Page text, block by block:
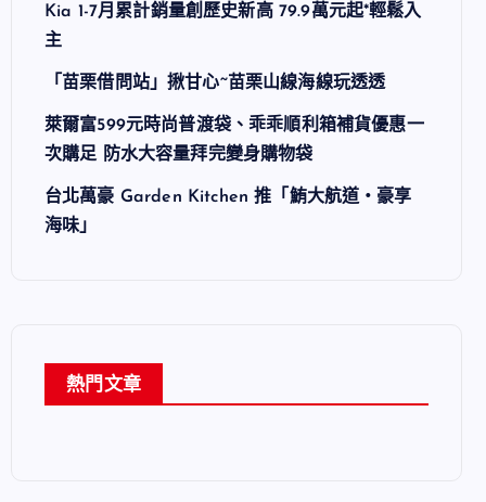
Kia 1-7月累計銷量創歷史新高 79.9萬元起*輕鬆入
主
「苗栗借問站」揪甘心~苗栗山線海線玩透透
萊爾富599元時尚普渡袋、乖乖順利箱補貨優惠一
次購足 防水大容量拜完變身購物袋
台北萬豪 Garden Kitchen 推「鮪大航道・豪享
海味」
熱門文章